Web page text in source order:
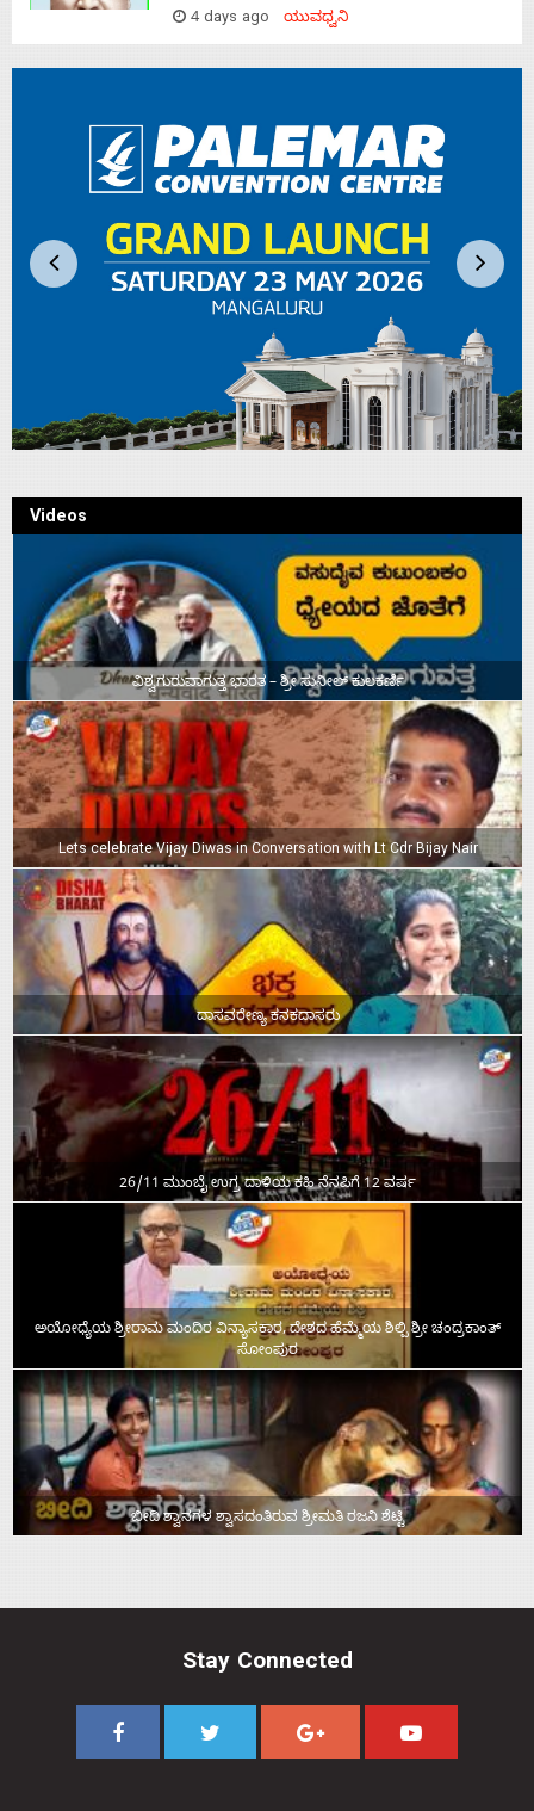
4 days ago ಯುವಧ್ವನಿ
Videos
ವಿಶ್ವಗುರುವಾಗುತ್ತ ಭಾರತ – ಶ್ರೀ ಸುನೀಲ್‌ ಕುಲಕರ್ಣಿ
Lets celebrate Vijay Diwas in Conversation with Lt Cdr Bijay Nair
ದಾಸವರೇಣ್ಯ ಕನಕದಾಸರು
26/11 ಮುಂಬೈ ಉಗ್ರ ದಾಳಿಯ ಕಹಿ ನೆನಪಿಗೆ 12 ವರ್ಷ
ಅಯೋಧ್ಯೆಯ ಶ್ರೀರಾಮ ಮಂದಿರ ವಿನ್ಯಾಸಕಾರ, ದೇಶದ ಹೆಮ್ಮೆಯ ಶಿಲ್ಪಿ ಶ್ರೀ ಚಂದ್ರಕಾಂತ್‌
ಸೋಂಪುರ
ಬೀದಿ ಶ್ವಾನಗಳ ಶ್ವಾಸದಂತಿರುವ ಶ್ರೀಮತಿ ರಜನಿ ಶೆಟ್ಟಿ
Stay Connected